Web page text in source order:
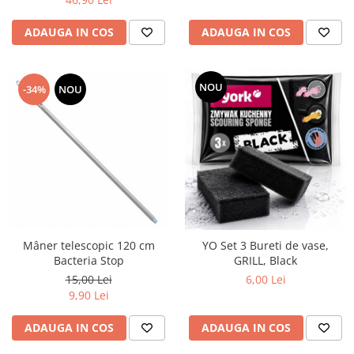
Dispensere role prosop hartie si
Dispensere hartie igienica si
consumabile
Dozatoare sapun lichid si
consumabile
Dozatoare sapun spuma si
Dozatoare solutii igienizare si
dezinfectare maini si consumabile
Dispenser acoperitori incaltaminte
si rezerve
Uscatoare de maini
Rola cearceaf medical si lavete
airlaid
Role hartie industriala
ADAUGA IN COS ADAUGA IN COS
-34% NOU
Mâner telescopic 120 cm
Bacteria Stop
15,00 Lei
9,90 Lei
ADAUGA IN COS
NOU
YO Set 3 Bureti de vase,
GRILL, Black
6,00 Lei
ADAUGA IN COS